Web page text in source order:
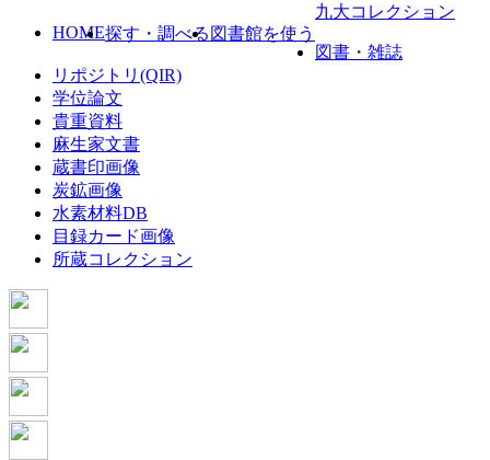
HOME探す・調べる 図書館を使う
九大コレクション
図書・雑誌
リポジトリ(QIR)
学位論文
貴重資料
麻生家文書
蔵書印画像
炭鉱画像
水素材料DB
目録カード画像
所蔵コレクション